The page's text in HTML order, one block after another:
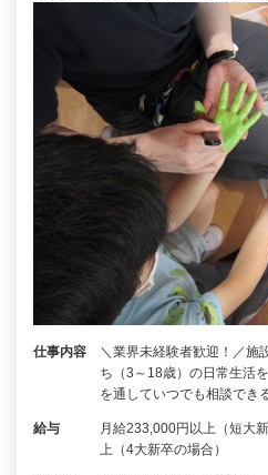
仕事内容
＼業界未経験者歓迎！／施
ち（3～18歳）の日常生活
を通していつでも相談で
給与
月給233,000円以上（短⼤
上（4大新卒の場合）